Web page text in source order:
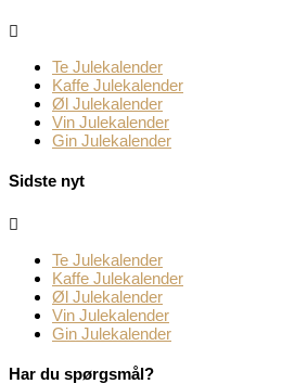
Te Julekalender
Kaffe Julekalender
Øl Julekalender
Vin Julekalender
Gin Julekalender
Sidste nyt
Te Julekalender
Kaffe Julekalender
Øl Julekalender
Vin Julekalender
Gin Julekalender
Har du spørgsmål?